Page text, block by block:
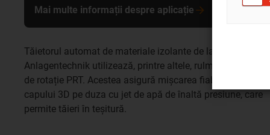
Tăietorul automat de materiale izolante de la EBAWE
Anlagentechnik utilizează, printre altele, rulmenți cu inel
de rotație PRT. Acestea asigură mișcarea fiabilă a
capului 3D pe duza cu jet de apă de înaltă presiune, care
permite tăieri în teșitură.
Mai multe informații despre aplicație